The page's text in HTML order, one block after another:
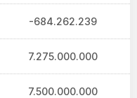
-684.262.239
7.275.000.000
7.500.000.000